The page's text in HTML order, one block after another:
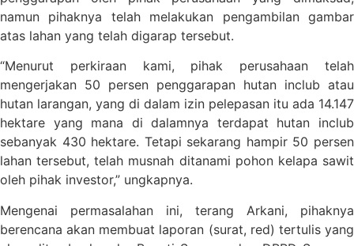
namun pihaknya telah melakukan pengambilan gambar
atas lahan yang telah digarap tersebut.
“Menurut perkiraan kami, pihak perusahaan telah
mengerjakan 50 persen penggarapan hutan inclub atau
hutan larangan, yang di dalam izin pelepasan itu ada 14.147
hektare yang mana di dalamnya terdapat hutan inclub
sebanyak 430 hektare. Tetapi sekarang hampir 50 persen
lahan tersebut, telah musnah ditanami pohon kelapa sawit
oleh pihak investor,” ungkapnya.
Mengenai permasalahan ini, terang Arkani, pihaknya
berencana akan membuat laporan (surat, red) tertulis yang